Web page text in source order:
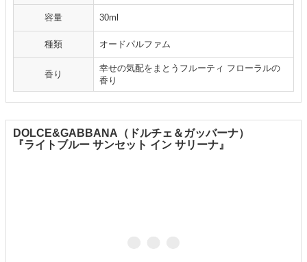
容量 30ml
種類 オードパルファム
香り
幸せの気配をまとうフルーティ フローラルの
香り
DOLCE&GABBANA（ドルチェ＆ガッバーナ）
『ライトブルー サンセット イン サリーナ』